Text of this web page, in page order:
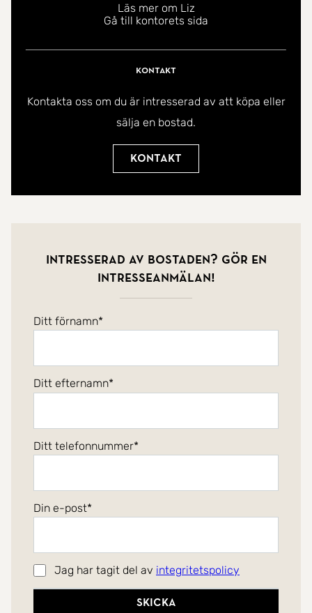
Läs mer om Liz
Gå till kontorets sida
Kontakt
Kontakta oss om du är intresserad av att köpa eller
sälja en bostad.
Kontakt
Intresserad av bostaden? Gör en
intresseanmälan!
Ditt förnamn
Ditt efternamn
Ditt telefonnummer
Din e-post
Jag har tagit del av integritetspolicy
Skicka